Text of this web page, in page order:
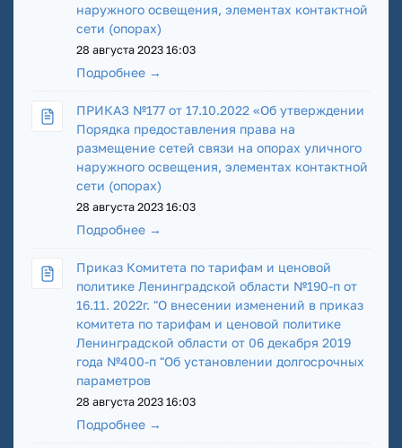
наружного освещения, элементах контактной
сети (опорах)
28 августа 2023 16:03
Подробнее →
ПРИКАЗ №177 от 17.10.2022 «Об утверждении
Порядка предоставления права на
размещение сетей связи на опорах уличного
наружного освещения, элементах контактной
сети (опорах)
28 августа 2023 16:03
Подробнее →
Приказ Комитета по тарифам и ценовой
политике Ленинградской области №190-п от
16.11. 2022г. "О внесении изменений в приказ
комитета по тарифам и ценовой политике
Ленинградской области от 06 декабря 2019
года №400-п "Об установлении долгосрочных
параметров
28 августа 2023 16:03
Подробнее →